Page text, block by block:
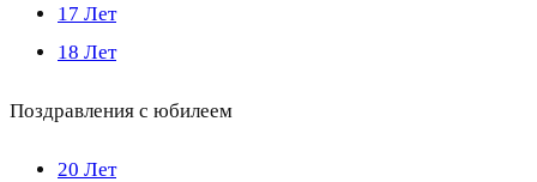
17 Лет
18 Лет
Поздравления с юбилеем
20 Лет